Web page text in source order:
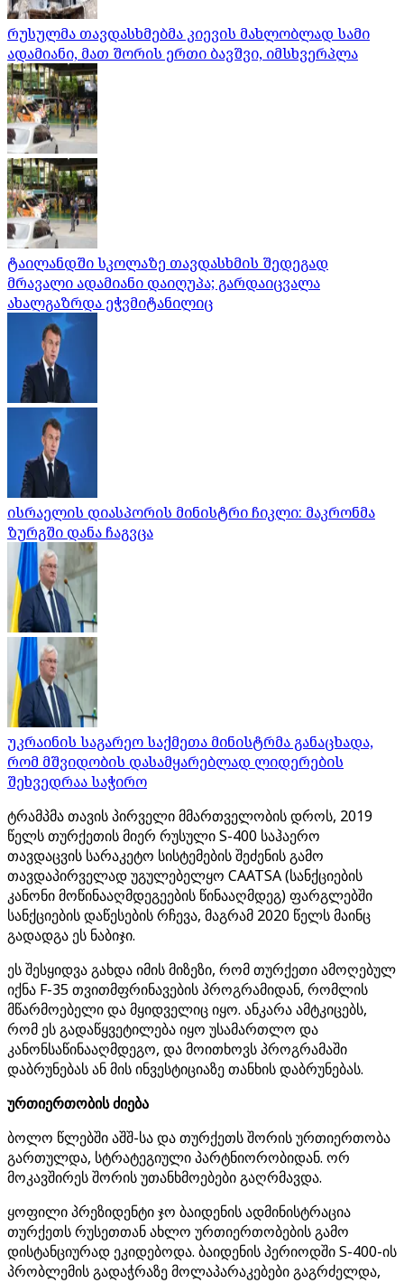
რუსულმა თავდასხმებმა კიევის მახლობლად სამი
ადამიანი, მათ შორის ერთი ბავშვი, იმსხვერპლა
ტაილანდში სკოლაზე თავდასხმის შედეგად
მრავალი ადამიანი დაიღუპა; გარდაიცვალა
ახალგაზრდა ეჭვმიტანილიც
ისრაელის დიასპორის მინისტრი ჩიკლი: მაკრონმა
ზურგში დანა ჩაგვცა
უკრაინის საგარეო საქმეთა მინისტრმა განაცხადა,
რომ მშვიდობის დასამყარებლად ლიდერების
შეხვედრაა საჭირო
ტრამპმა თავის პირველი მმართველობის დროს, 2019
წელს თურქეთის მიერ რუსული S-400 საჰაერო
თავდაცვის სარაკეტო სისტემების შეძენის გამო
თავდაპირველად უგულებელყო CAATSA (სანქციების
კანონი მოწინააღმდეგეების წინააღმდეგ) ფარგლებში
სანქციების დაწესების რჩევა, მაგრამ 2020 წელს მაინც
გადადგა ეს ნაბიჯი.
ეს შესყიდვა გახდა იმის მიზეზი, რომ თურქეთი ამოღებულ
იქნა F-35 თვითმფრინავების პროგრამიდან, რომლის
მწარმოებელი და მყიდველიც იყო. ანკარა ამტკიცებს,
რომ ეს გადაწყვეტილება იყო უსამართლო და
კანონსაწინააღმდეგო, და მოითხოვს პროგრამაში
დაბრუნებას ან მის ინვესტიციაზე თანხის დაბრუნებას.
ურთიერთობის ძიება
ბოლო წლებში აშშ-სა და თურქეთს შორის ურთიერთობა
გართულდა, სტრატეგიული პარტნიორობიდან. ორ
მოკავშირეს შორის უთანხმოებები გაღრმავდა.
ყოფილი პრეზიდენტი ჯო ბაიდენის ადმინისტრაცია
თურქეთს რუსეთთან ახლო ურთიერთობების გამო
დისტანციურად ეკიდებოდა. ბაიდენის პერიოდში S-400-ის
პრობლემის გადაჭრაზე მოლაპარაკებები გაგრძელდა,